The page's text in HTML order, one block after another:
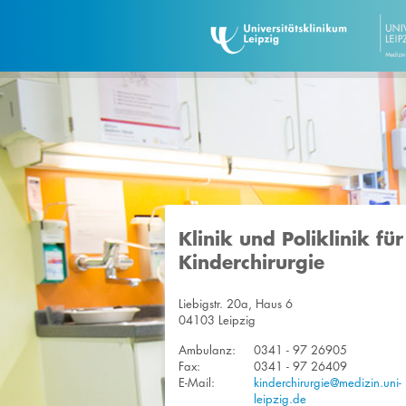
Klinik und Poliklinik für
Kinderchirurgie
Liebigstr. 20a, Haus 6
04103 Leipzig
Ambulanz:
0341 - 97 26905
Fax:
0341 - 97 26409
E-Mail:
kinderchirurgie@medizin.uni-
leipzig.de